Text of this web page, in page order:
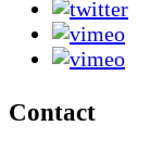
Contact